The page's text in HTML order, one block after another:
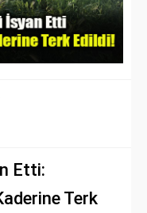
Etti:
Terk